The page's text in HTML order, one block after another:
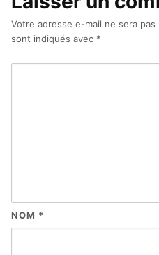
Votre adresse e-mail ne sera pas
sont indiqués avec *
NOM *